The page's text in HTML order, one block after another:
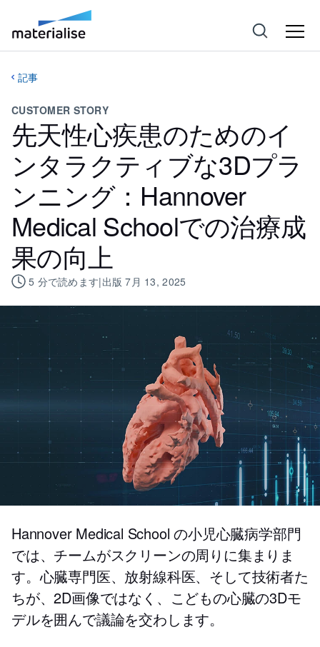
記事
CUSTOMER STORY
先天性心疾患のためのイ
ンタラクティブな3Dプラ
ンニング：Hannover
Medical Schoolでの治療成
果の向上
5 分で読めます|出版 7月 13, 2025
Hannover Medical School の小児心臓病学部門
では、チームがスクリーンの周りに集まりま
す。心臓専門医、放射線科医、そして技術者た
ちが、2D画像ではなく、こどもの心臓の3Dモ
デルを囲んで議論を交わします。